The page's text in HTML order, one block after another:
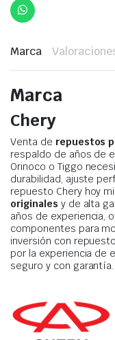
Marca
Marca
Chery
Venta de repuestos
respaldo de años de
Orinoco o Tiggo
durabilidad, ajuste
repuesto Chery hoy
originales y de alta
años de experiencia,
componentes para
inversión con
por la experiencia de
seguro y con garantía.